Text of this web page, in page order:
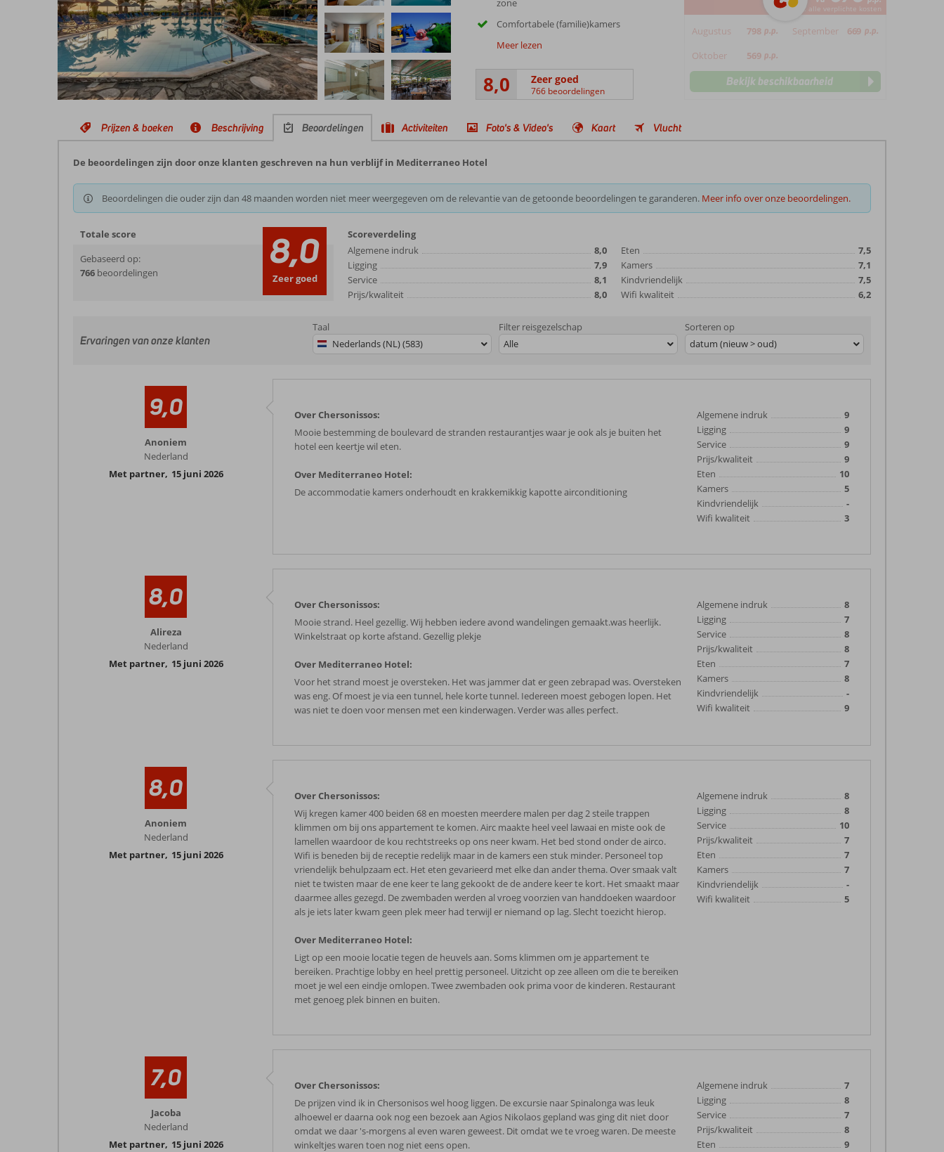
zone
Comfortabele (familie)kamers
Meer lezen
8,0 Zeer goed
766 beoordelingen
*incl. alle verplichte kosten
Augustus 798 p.p. September 669 p.p.
Oktober 569 p.p.
Bekijk beschikbaarheid
Prijzen & boeken Beschrijving Beoordelingen Activiteiten Foto's & Video's Kaart Vlucht
De beoordelingen zijn door onze klanten geschreven na hun verblijf in Mediterraneo Hotel
Beoordelingen die ouder zijn dan 48 maanden worden niet meer weergegeven om de relevantie van de getoonde beoordelingen te garanderen. Meer info over onze beoordelingen.
Totale score
Gebaseerd op:
766 beoordelingen 8,0
Zeer goed
Scoreverdeling
Algemene indruk
8,0
Ligging
7,9
Service
8,1
Prijs/kwaliteit
8,0
Eten
7,5
Kamers
7,1
Kindvriendelijk
7,5
Wifi kwaliteit
6,2
Ervaringen van onze klanten
Taal
Nederlands (NL) (583)
Filter reisgezelschap
Alle
Sorteren op
datum (nieuw > oud)
9,0
Anoniem
Nederland
Met partner, 15 juni 2026
Over Chersonissos:
Mooie bestemming de boulevard de stranden restaurantjes waar je ook als je buiten het
hotel een keertje wil eten.
Over Mediterraneo Hotel:
De accommodatie kamers onderhoudt en krakkemikkig kapotte airconditioning
Algemene indruk
9
Ligging
9
Service
9
Prijs/kwaliteit
9
Eten
10
Kamers
5
Kindvriendelijk
-
Wifi kwaliteit
3
8,0
Alireza
Nederland
Met partner, 15 juni 2026
Over Chersonissos:
Mooie strand. Heel gezellig. Wij hebben iedere avond wandelingen gemaakt.was heerlijk.
Winkelstraat op korte afstand. Gezellig plekje
Over Mediterraneo Hotel:
Voor het strand moest je oversteken. Het was jammer dat er geen zebrapad was. Oversteken
was eng. Of moest je via een tunnel, hele korte tunnel. Iedereen moest gebogen lopen. Het
was niet te doen voor mensen met een kinderwagen. Verder was alles perfect.
Algemene indruk
8
Ligging
7
Service
8
Prijs/kwaliteit
8
Eten
7
Kamers
8
Kindvriendelijk
-
Wifi kwaliteit
9
8,0
Anoniem
Nederland
Met partner, 15 juni 2026
Over Chersonissos:
Wij kregen kamer 400 beiden 68 en moesten meerdere malen per dag 2 steile trappen
klimmen om bij ons appartement te komen. Airc maakte heel veel lawaai en miste ook de
lamellen waardoor de kou rechtstreeks op ons neer kwam. Het bed stond onder de airco.
Wifi is beneden bij de receptie redelijk maar in de kamers een stuk minder. Personeel top
vriendelijk behulpzaam ect. Het eten gevarieerd met elke dan ander thema. Over smaak valt
niet te twisten maar de ene keer te lang gekookt de de andere keer te kort. Het smaakt maar
daarmee alles gezegd. De zwembaden werden al vroeg voorzien van handdoeken waardoor
als je iets later kwam geen plek meer had terwijl er niemand op lag. Slecht toezicht hierop.
Over Mediterraneo Hotel:
Ligt op een mooie locatie tegen de heuvels aan. Soms klimmen om je appartement te
bereiken. Prachtige lobby en heel prettig personeel. Uitzicht op zee alleen om die te bereiken
moet je wel een eindje omlopen. Twee zwembaden ook prima voor de kinderen. Restaurant
met genoeg plek binnen en buiten.
Algemene indruk
8
Ligging
8
Service
10
Prijs/kwaliteit
7
Eten
7
Kamers
7
Kindvriendelijk
-
Wifi kwaliteit
5
7,0
Jacoba
Nederland
Met partner, 15 juni 2026
Over Chersonissos:
De prijzen vind ik in Chersonisos wel hoog liggen. De excursie naar Spinalonga was leuk
alhoewel er daarna ook nog een bezoek aan Agios Nikolaos gepland was ging dit niet door
omdat we daar 's-morgens al even waren geweest. Dit omdat we te vroeg waren. De meeste
winkeltjes waren toen nog niet eens open.
Algemene indruk
7
Ligging
8
Service
7
Prijs/kwaliteit
8
Eten
9